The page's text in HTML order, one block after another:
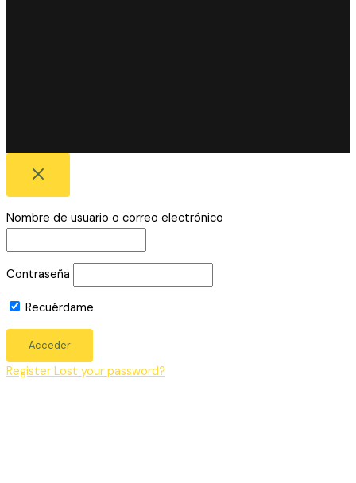
Nombre de usuario o correo electrónico
Contraseña
Recuérdame
Register Lost your password?